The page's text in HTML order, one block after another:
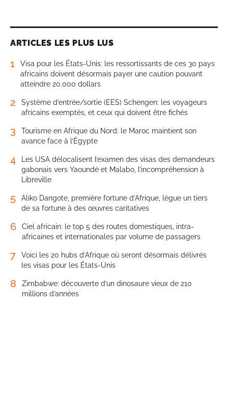
ARTICLES LES PLUS LUS
1
Visa pour les États-Unis: les ressortissants de ces 30 pays
africains doivent désormais payer une caution pouvant
atteindre 20.000 dollars
2
Système d’entrée/sortie (EES) Schengen: les voyageurs
africains exemptés, et ceux qui doivent être fichés
3
Tourisme en Afrique du Nord: le Maroc maintient son
avance face à l’Égypte
4
Les USA délocalisent l’examen des visas des demandeurs
gabonais vers Yaoundé et Malabo, l’incompréhension à
Libreville
5
Aliko Dangote, première fortune d’Afrique, lègue un tiers
de sa fortune à des œuvres caritatives
6
Ciel africain: le top 5 des routes domestiques, intra-
africaines et internationales par volume de passagers
7
Voici les 20 hubs d’Afrique où seront désormais délivrés
les visas pour les États-Unis
8
Zimbabwe: découverte d’un dinosaure vieux de 210
millions d’années